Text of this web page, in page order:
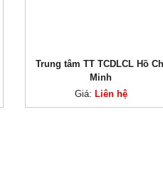
Trung tâm TT TCDLCL Hồ
Minh
Giá: Liên hệ